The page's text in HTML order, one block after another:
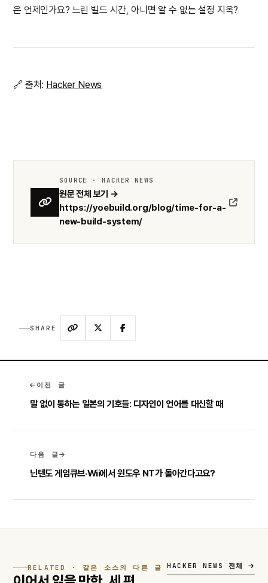
은 언제인가요? 느린 빌드 시간, 아니면 알 수 없는 설정 지옥?
🔗 출처: Hacker News
SOURCE · HACKER NEWS
원문 전체 보기 →
https://yoebuild.org/blog/time-for-a-
new-build-system/
SHARE
이전 글
말 없이 통하는 일본의 기호들: 디자인이 언어를 대신할 때
다음 글
닌텐도 게임큐브·Wii에서 윈도우 NT가 돌아간다고요?
RELATED · 같은 소스의 다른 글 HACKER NEWS 전체